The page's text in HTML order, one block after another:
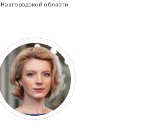
Новгородской области